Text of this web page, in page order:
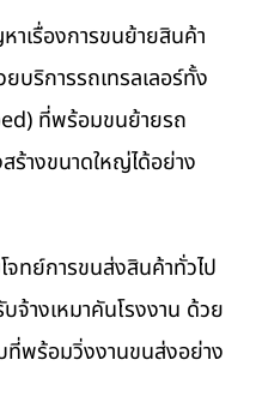
เรื่องการขนย้ายสินค้า
บริการรถเทรลเลอร์ทั้ง
ที่พร้อมขนย้ายรถ
ร้างขนาดใหญ่ได้อย่าง
จทย์การขนส่งสินค้าทั่วไป
างเหมาคันโรงงาน ด้วย
ที่พร้อมวิ่งงานขนส่งอย่าง